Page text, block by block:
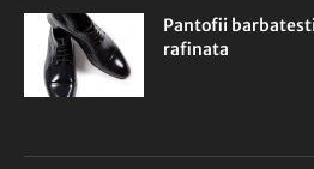
Pantofii
rafinata